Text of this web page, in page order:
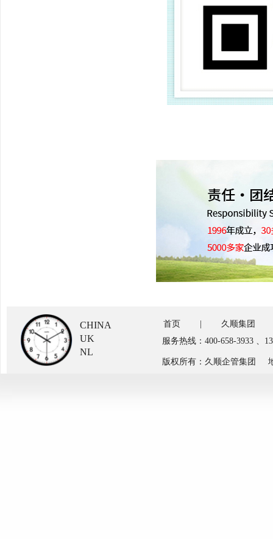
CHINA
UK
NL
首页
久顺集团
服务热线：400-658-3933
版权所有：久顺企管集团